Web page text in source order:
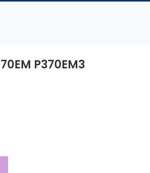
P370EM3